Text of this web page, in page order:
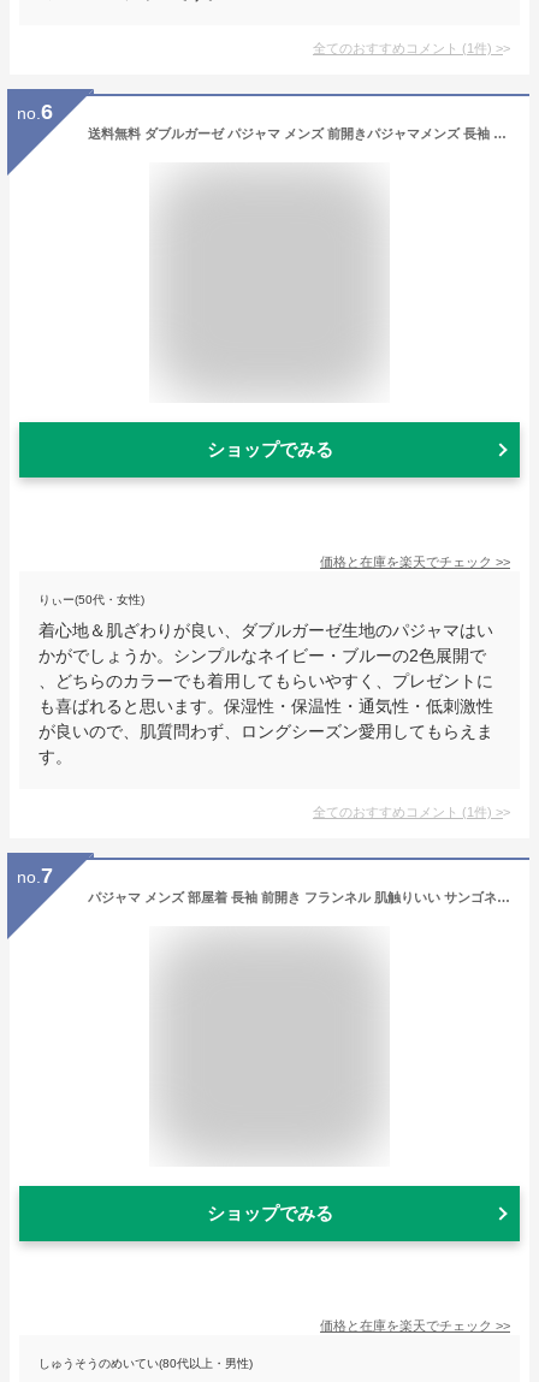
全てのおすすめコメント (1件) >
no. 6
送料無料 ダブルガーゼ パジャマ メンズ 前開きパジャマメンズ 長袖 冬秋春 ネイビー 綿100％ メンズ 前開き パジャマ 冬用 ガーゼパジャマ メンズ 前開き 長袖 ルームウェア
ショップでみる
価格と在庫を楽天でチェック >>
りぃー(50代・女性)
着心地＆肌ざわりが良い、ダブルガーゼ生地のパジャマはい
かがでしょうか。シンプルなネイビー・ブルーの2色展開で
、どちらのカラーでも着用してもらいやすく、プレゼントに
も喜ばれると思います。保湿性・保温性・通気性・低刺激性
が良いので、肌質問わず、ロングシーズン愛用してもらえま
す。
全てのおすすめコメント (1件) >
no. 7
パジャマ メンズ 部屋着 長袖 前開き フランネル 肌触りいい サンゴネル 寝間着 男 厚手 裏起毛 ルームウェア 上下セット 多タイプ 冬物
ショップでみる
価格と在庫を楽天でチェック >>
しゅうそうのめいてい(80代以上・男性)